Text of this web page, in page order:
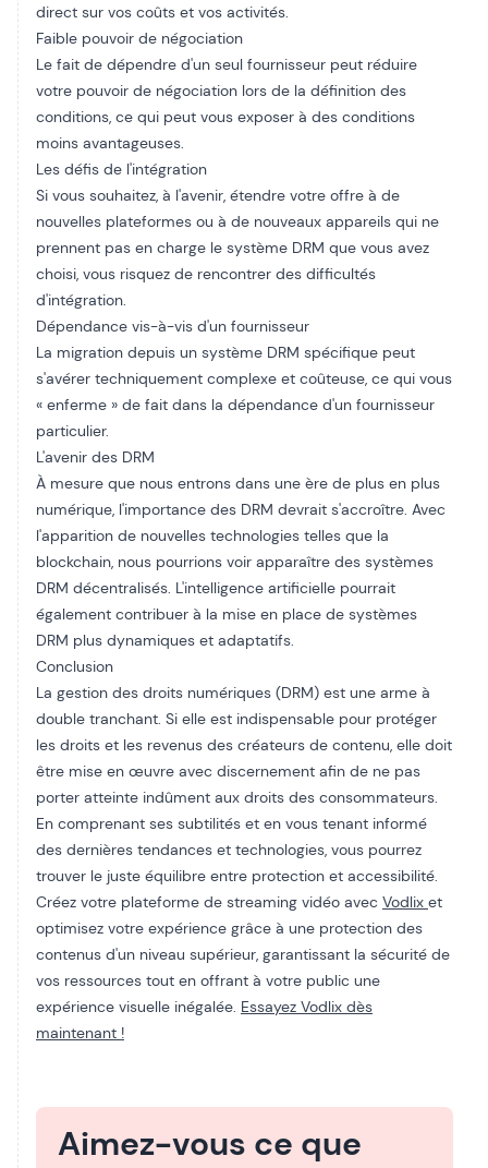
direct sur vos coûts et vos activités.
Faible pouvoir de négociation
Le fait de dépendre d'un seul fournisseur peut réduire
votre pouvoir de négociation lors de la définition des
conditions, ce qui peut vous exposer à des conditions
moins avantageuses.
Les défis de l'intégration
Si vous souhaitez, à l'avenir, étendre votre offre à de
nouvelles plateformes ou à de nouveaux appareils qui ne
prennent pas en charge le système DRM que vous avez
choisi, vous risquez de rencontrer des difficultés
d'intégration.
Dépendance vis-à-vis d'un fournisseur
La migration depuis un système DRM spécifique peut
s'avérer techniquement complexe et coûteuse, ce qui vous
« enferme » de fait dans la dépendance d'un fournisseur
particulier.
L'avenir des DRM
À mesure que nous entrons dans une ère de plus en plus
numérique, l'importance des DRM devrait s'accroître. Avec
l'apparition de nouvelles technologies telles que la
blockchain, nous pourrions voir apparaître des systèmes
DRM décentralisés. L'intelligence artificielle pourrait
également contribuer à la mise en place de systèmes
DRM plus dynamiques et adaptatifs.
Conclusion
La gestion des droits numériques (DRM) est une arme à
double tranchant. Si elle est indispensable pour protéger
les droits et les revenus des créateurs de contenu, elle doit
être mise en œuvre avec discernement afin de ne pas
porter atteinte indûment aux droits des consommateurs.
En comprenant ses subtilités et en vous tenant informé
des dernières tendances et technologies, vous pourrez
trouver le juste équilibre entre protection et accessibilité.
Créez votre plateforme de streaming vidéo avec Vodlix et
optimisez votre expérience grâce à une protection des
contenus d'un niveau supérieur, garantissant la sécurité de
vos ressources tout en offrant à votre public une
expérience visuelle inégalée. Essayez Vodlix dès
maintenant !
Aimez-vous ce que